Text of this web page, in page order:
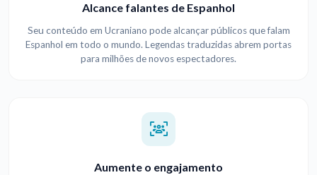
Alcance falantes de Espanhol
Seu conteúdo em Ucraniano pode alcançar públicos que falam
Espanhol em todo o mundo. Legendas traduzidas abrem portas
para milhões de novos espectadores.
Aumente o engajamento